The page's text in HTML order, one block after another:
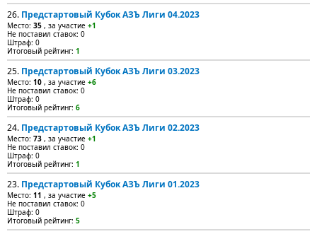
26. Предстартовый Кубок АЗЪ Лиги 04.2023
Место: 35 , за участие +1
Не поставил ставок: 0
Штраф: 0
Итоговый рейтинг: 1
25. Предстартовый Кубок АЗЪ Лиги 03.2023
Место: 10 , за участие +6
Не поставил ставок: 0
Штраф: 0
Итоговый рейтинг: 6
24. Предстартовый Кубок АЗЪ Лиги 02.2023
Место: 73 , за участие +1
Не поставил ставок: 0
Штраф: 0
Итоговый рейтинг: 1
23. Предстартовый Кубок АЗЪ Лиги 01.2023
Место: 11 , за участие +5
Не поставил ставок: 0
Штраф: 0
Итоговый рейтинг: 5